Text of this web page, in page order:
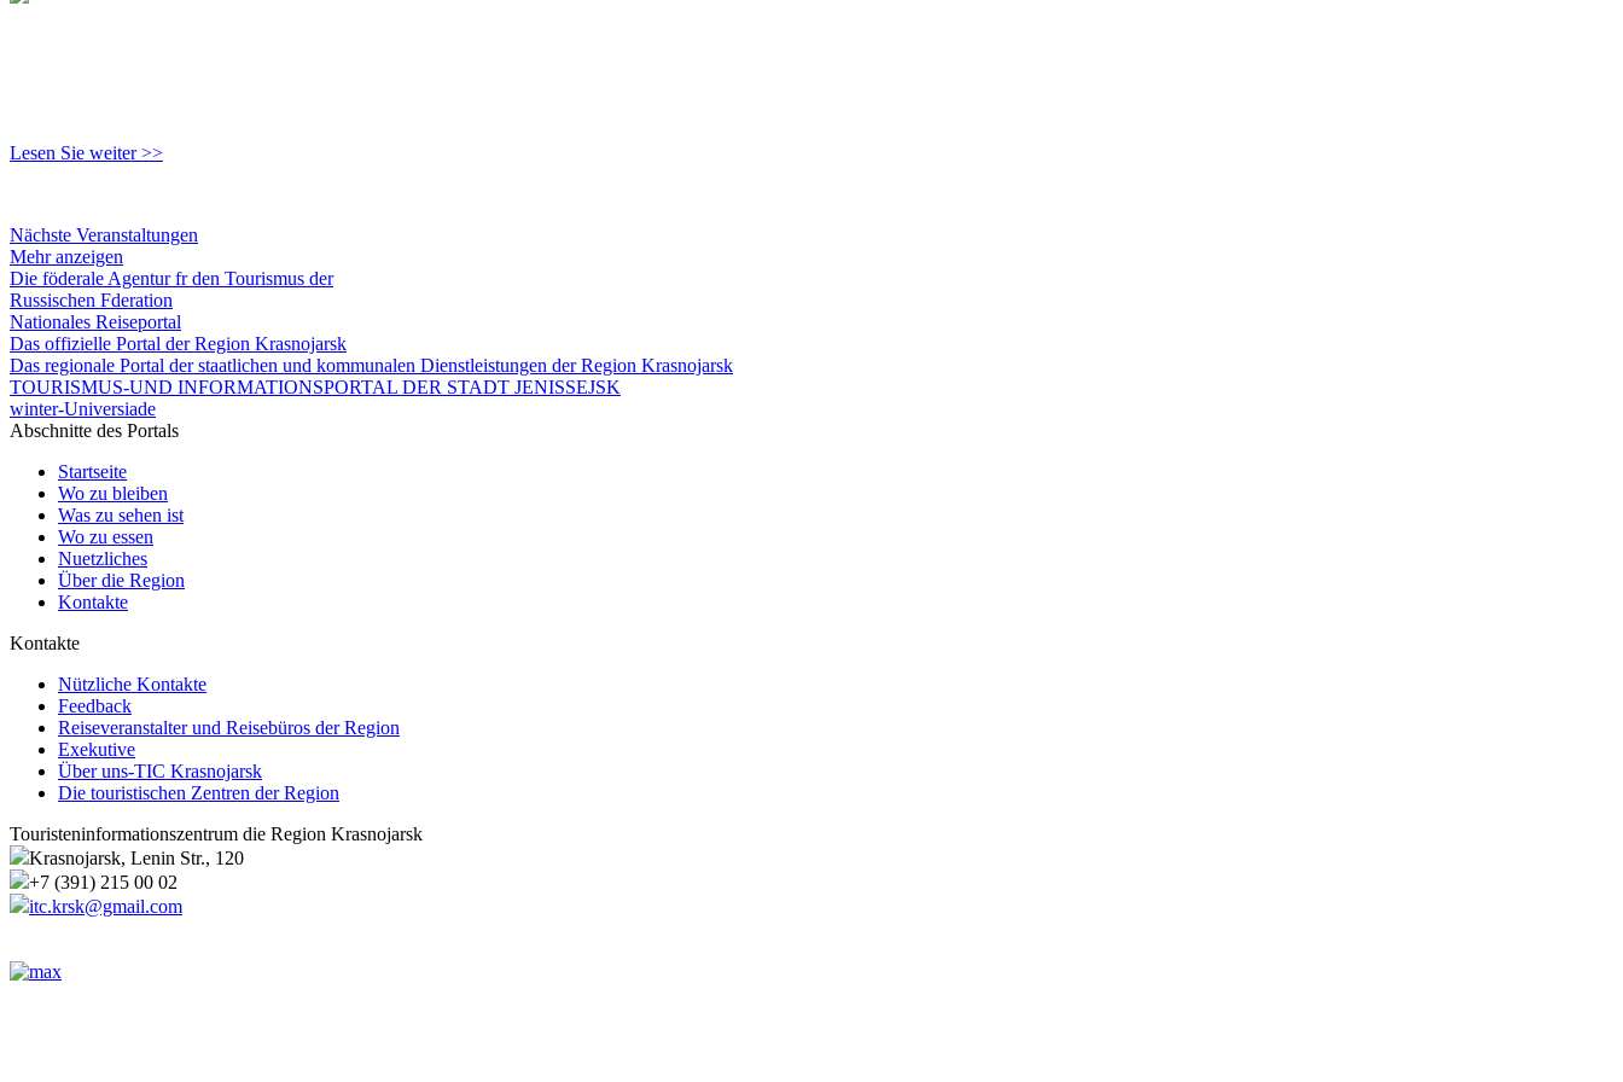
Lesen Sie weiter >>
Nächste Veranstaltungen
Mehr anzeigen
Die föderale Agentur fr den Tourismus der
Russischen Fderation
Nationales Reiseportal
Das offizielle Portal der Region Krasnojarsk
Das regionale Portal der staatlichen und kommunalen Dienstleistungen der Region Krasnojarsk
TOURISMUS-UND INFORMATIONSPORTAL DER STADT JENISSEJSK
winter-Universiade
Abschnitte des Portals
Startseite
Wo zu bleiben
Was zu sehen ist
Wo zu essen
Nuetzliches
Über die Region
Kontakte
Kontakte
Nützliche Kontakte
Feedback
Reiseveranstalter und Reisebüros der Region
Exekutive
Über uns-TIC Krasnojarsk
Die touristischen Zentren der Region
Touristeninformationszentrum die Region Krasnojarsk
Krasnojarsk, Lenin Str., 120
+7 (391) 215 00 02
itc.krsk@gmail.com